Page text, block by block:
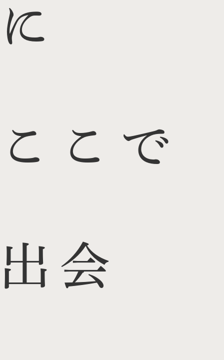
に
ここで
出会